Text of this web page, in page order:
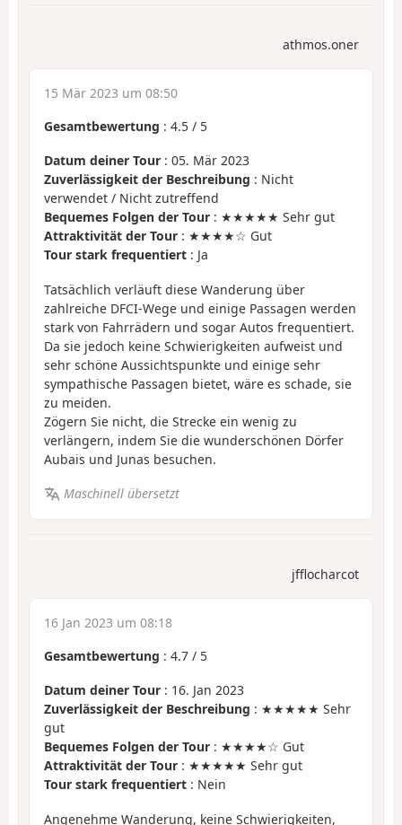
athmos.oner
15 Mär 2023 um 08:50
Gesamtbewertung : 4.5 / 5
Datum deiner Tour : 05. Mär 2023
Zuverlässigkeit der Beschreibung : Nicht
verwendet / Nicht zutreffend
Bequemes Folgen der Tour : ★★★★★ Sehr gut
Attraktivität der Tour : ★★★★☆ Gut
Tour stark frequentiert : Ja
Tatsächlich verläuft diese Wanderung über
zahlreiche DFCI-Wege und einige Passagen werden
stark von Fahrrädern und sogar Autos frequentiert.
Da sie jedoch keine Schwierigkeiten aufweist und
sehr schöne Aussichtspunkte und einige sehr
sympathische Passagen bietet, wäre es schade, sie
zu meiden.
Zögern Sie nicht, die Strecke ein wenig zu
verlängern, indem Sie die wunderschönen Dörfer
Aubais und Junas besuchen.
Maschinell übersetzt
jfflocharcot
16 Jan 2023 um 08:18
Gesamtbewertung : 4.7 / 5
Datum deiner Tour : 16. Jan 2023
Zuverlässigkeit der Beschreibung : ★★★★★ Sehr
gut
Bequemes Folgen der Tour : ★★★★☆ Gut
Attraktivität der Tour : ★★★★★ Sehr gut
Tour stark frequentiert : Nein
Angenehme Wanderung, keine Schwierigkeiten,